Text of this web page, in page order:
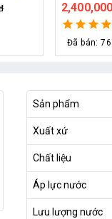
690,000đ
Đã bán: 80
Sản phẩm
Xuất xứ
Chất liệu
Áp lực nước
Lưu lượng nước